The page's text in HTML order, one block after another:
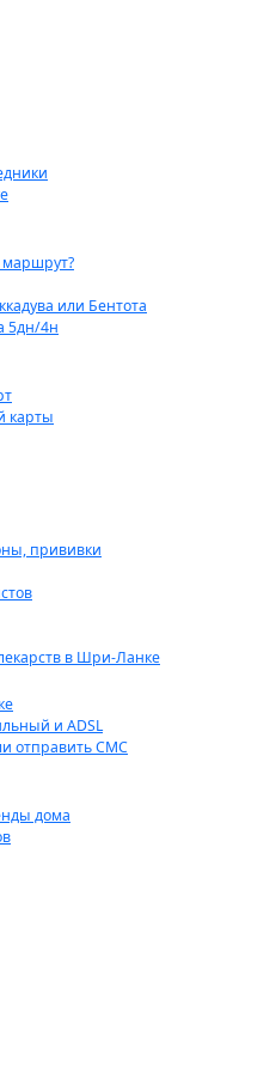
маршрут?
или Бентота
5дн/4н
карты
прививки
в Шри-Ланке
и ADSL
отправить СМС
дома